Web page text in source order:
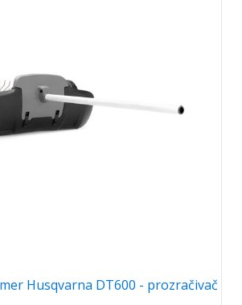
Husqvarna DT600 - prozračivač